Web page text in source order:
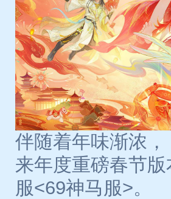
伴随着年味渐浓
来年度重磅春节
服<69神马服>。